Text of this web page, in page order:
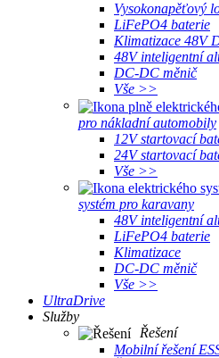
Vysokonapěťový
LiFePO4 baterie
Klimatizace 48V
48V inteligentní
DC-DC měnič
Vše >>
pro nákladní automobily
12V startovací
24V startovací
Vše >>
systém pro karavany
48V inteligentní
LiFePO4 baterie
Klimatizace
DC-DC měnič
Vše >>
UltraDrive
Služby
Řešení
Mobilní řešení